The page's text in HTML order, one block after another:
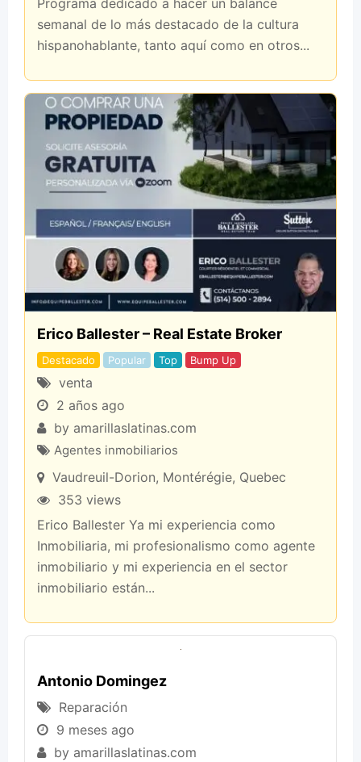
Programa dedicado a hacer un balance
semanal de lo más destacado de la cultura
hispanohablante, tanto aquí como en otros...
Erico Ballester – Real Estate Broker
Destacado Popular Top Bump Up
venta
2 años ago
by amarillaslatinas.com
Agentes inmobiliarios
Vaudreuil-Dorion, Montérégie, Quebec
353 views
Erico Ballester Ya mi experiencia como
Inmobiliaria, mi profesionalismo como agente
inmobiliario y mi experiencia en el sector
inmobiliario están...
Antonio Domingez
Reparación
9 meses ago
by amarillaslatinas.com